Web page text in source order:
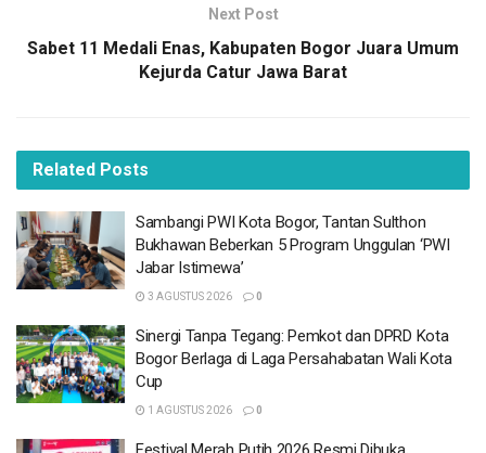
Kabupaten Bogor agar senantiasa menjaga kesehatan
fisik, mental juga kekompakan dalam menjalankan ibadah
Sambangi PWI Kota Bogor, Tantan Sulthon
Bukhawan Beberkan 5 Program Unggulan ‘PWI
Sinergi Tanpa Tegang: Pemkot dan DPRD Kota
Bogor Berlaga di Laga Persahabatan Wali Kota
1 AGUSTUS 2026
Festival Merah Putih 2026 Resmi Dibuka,
Bogor
1 AGUSTUS 2026
Next Post
Sabet 11 Medali Enas, Kabupaten Bogor Juara Umum
Kejurda Catur Jawa Barat
Related Posts
Sambangi PWI Kota Bogor, Tantan Sulthon
Bukhawan Beberkan 5 Program Unggulan ‘PWI
Jabar Istimewa’
3 AGUSTUS 2026 0
Sinergi Tanpa Tegang: Pemkot dan DPRD Kota
Bogor Berlaga di Laga Persahabatan Wali Kota
Cup
1 AGUSTUS 2026 0